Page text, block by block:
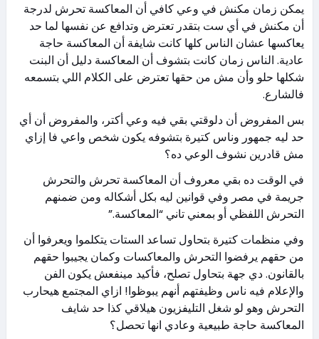
يمكن زمان مكنش في وعي كافي أن المعاكسة تحرش لدرجة
أن مكنش في أي ست بتقدر تعترض وتدافع عن نفسها لما حد
يعاكسها عشان الناس كلها كانت شايفة أن المعاكسة حاجة
عادية. الناس زمان كانت بتشوف أن المعاكسة دليل أن البنت
شكلها حلو وأن مش من حقها تعترض على الكلام اللي بتسمعه
فالشارع.
بس المفروض أن دلوقتي بقي فيه وعي أكتر، والمفروض أن أي
حد ليه جمهور وناس كتيرة بتشوفه يكون شخص واعي فا إزاي
مش قادرين نشوف الوعي ده؟
في الوقت ده بقي معروف أن المعاكسة تحرش والتحرش
جريمة في مصر وفي قوانين ليه بكل أشكاله ومن ضمنهم
التحرش اللفظي أو بمعني تاني “المعاكسة.”
وفي منظمات كتيرة بتحاول تساعد الستات يتكلموا ويعرفوا أن
من حقهم يرفضوا التحرش والمعاكسات وكمان يجيبوا حقهم
بالقانون. دي جهة بتحاول تصلح، فأكيد مينفعش يكون الفن
والإعلام فيه ناس وظيفتهم أنهم يبوظوا! ازاي المجتمع هيحارب
التحرش وهو لو شغل التليفزيون هيلاقي كذا حد شايف
المعاكسة حاجة طبيعية وعادي انها تحصل؟